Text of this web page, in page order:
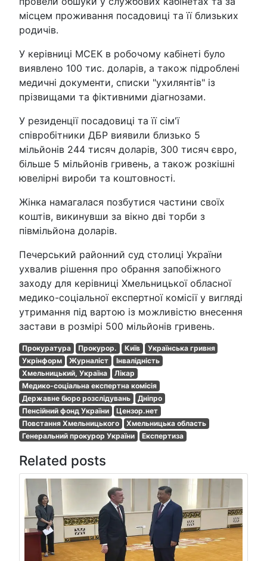
місцем проживання посадовиці та її близьких
родичів.
У керівниці МСЕК в робочому кабінеті було
виявлено 100 тис. доларів, а також підроблені
медичні документи, списки "ухилянтів" із
прізвищами та фіктивними діагнозами.
У резиденції посадовиці та її сім'ї
співробітники ДБР виявили близько 5
мільйонів 244 тисяч доларів, 300 тисяч євро,
більше 5 мільйонів гривень, а також розкішні
ювелірні вироби та коштовності.
Жінка намагалася позбутися частини своїх
коштів, викинувши за вікно дві торби з
півмільйона доларів.
Печерський районний суд столиці України
ухвалив рішення про обрання запобіжного
заходу для керівниці Хмельницької обласної
медико-соціальної експертної комісії у вигляді
утримання під вартою із можливістю внесення
застави в розмірі 500 мільйонів гривень.
Прокуратура Прокурор. Київ
Українська гривня
Укрінформ
Журналіст
Інвалідність
Хмельницький, Україна
Лікар
Медико-соціальна експертна комісія
Державне бюро розслідувань
Дніпро
Пенсійний фонд України
Цензор.нет
Повстання Хмельницького
Хмельницька область
Генеральний прокурор України
Експертиза
Related posts